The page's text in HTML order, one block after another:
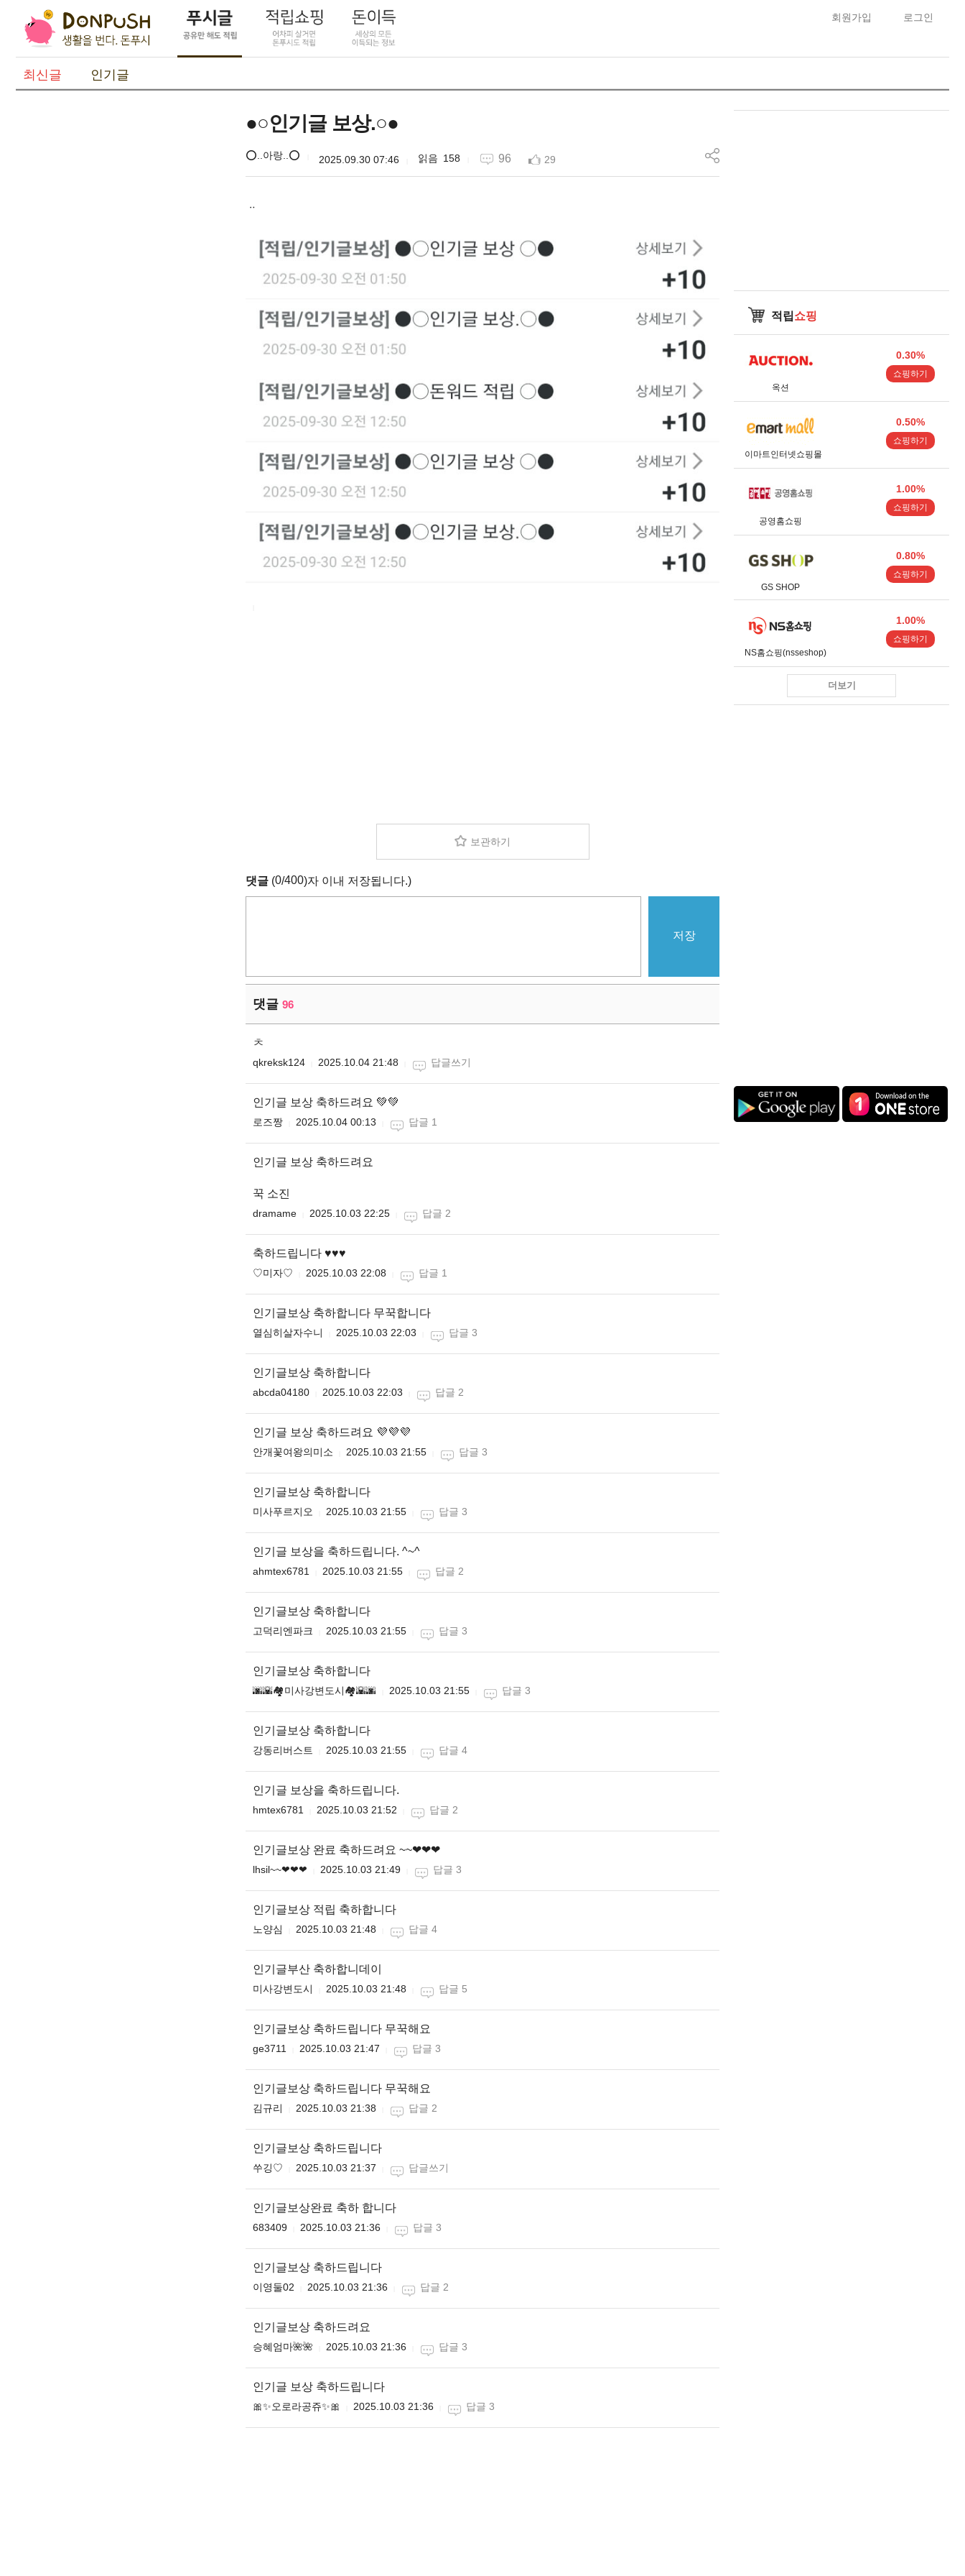
회원가입 로그인
최신글 인기글
●○인기글 보상.○●
⭕..아랑..⭕ 2025.09.30 07:46 158 96 29
ᆢ
보관하기
댓글 (0/400)자 이내 저장됩니다.)
저장
댓글 96
ㅊ
qkreksk124 2025.10.04 21:48 답글쓰기
인기글 보상 축하드려요 💚💚
로즈짱 2025.10.04 00:13 답글 1
인기글 보상 축하드려요
꾹 소진
dramame 2025.10.03 22:25 답글 2
축하드립니다 ♥️♥️♥️
♡미자♡ 2025.10.03 22:08 답글 1
인기글보상 축하합니다 무꾹합니다
열심히살자수니 2025.10.03 22:03 답글 3
인기글보상 축하합니다
abcda04180 2025.10.03 22:03 답글 2
인기글 보상 축하드려요 💜💜💜
안개꽃여왕의미소 2025.10.03 21:55 답글 3
인기글보상 축하합니다
미사푸르지오 2025.10.03 21:55 답글 3
인기글 보상을 축하드립니다. ^~^
ahmtex6781 2025.10.03 21:55 답글 2
인기글보상 축하합니다
고덕리엔파크 2025.10.03 21:55 답글 3
인기글보상 축하합니다
🌆🌇🏘미사강변도시🏘🌇🌆 2025.10.03 21:55 답글 3
인기글보상 축하합니다
강동리버스트 2025.10.03 21:55 답글 4
인기글 보상을 축하드립니다.
hmtex6781 2025.10.03 21:52 답글 2
인기글보상 완료 축하드려요 ~~❤❤❤
lhsil~~❤❤❤ 2025.10.03 21:49 답글 3
인기글보상 적립 축하합니다
노양심 2025.10.03 21:48 답글 4
인기글부산 축하합니데이
미사강변도시 2025.10.03 21:48 답글 5
인기글보상 축하드립니다 무꾹해요
ge3711 2025.10.03 21:47 답글 3
인기글보상 축하드립니다 무꾹해요
김규리 2025.10.03 21:38 답글 2
인기글보상 축하드립니다
쑤깅♡ 2025.10.03 21:37 답글쓰기
인기글보상완료 축하 합니다
683409 2025.10.03 21:36 답글 3
인기글보상 축하드립니다
이영둘02 2025.10.03 21:36 답글 2
인기글보상 축하드려요
승혜엄마🌺🌺 2025.10.03 21:36 답글 3
인기글 보상 축하드립니다
🎀✨오로라공쥬✨🎀 2025.10.03 21:36 답글 3
적립쇼핑
옥션
0.30%
쇼핑하기
이마트인터넷쇼핑몰
0.50%
쇼핑하기
공영홈쇼핑
1.00%
쇼핑하기
GS SHOP
0.80%
쇼핑하기
NS홈쇼핑(nsseshop)
1.00%
쇼핑하기
더보기